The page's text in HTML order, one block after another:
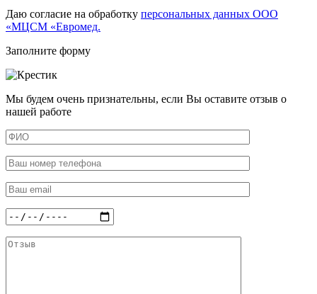
Даю согласие на обработку персональных данных ООО
«МЦСМ «Евромед.
Заполните форму
Мы будем очень признательны, если Вы оставите отзыв о
нашей работе